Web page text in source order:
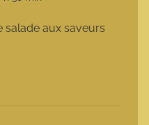
salade aux saveurs